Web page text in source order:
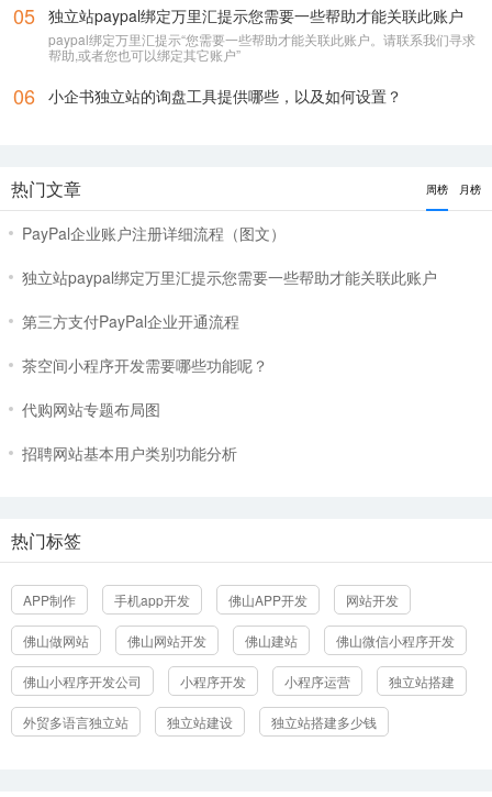
05 独立站paypal绑定万里汇提示您需要一些帮助才能关联此账户
paypal绑定万里汇提示“您需要一些帮助才能关联此账户。请联系我们寻求
帮助,或者您也可以绑定其它账户”
06 小企书独立站的询盘工具提供哪些，以及如何设置？
热门文章 周榜 月榜
PayPal企业账户注册详细流程（图文）
独立站paypal绑定万里汇提示您需要一些帮助才能关联此账户
第三方支付PayPal企业开通流程
茶空间小程序开发需要哪些功能呢？
代购网站专题布局图
招聘网站基本用户类别功能分析
热门标签
APP制作 手机app开发 佛山APP开发 网站开发
佛山做网站 佛山网站开发 佛山建站 佛山微信小程序开发
佛山小程序开发公司 小程序开发 小程序运营 独立站搭建
外贸多语言独立站 独立站建设 独立站搭建多少钱